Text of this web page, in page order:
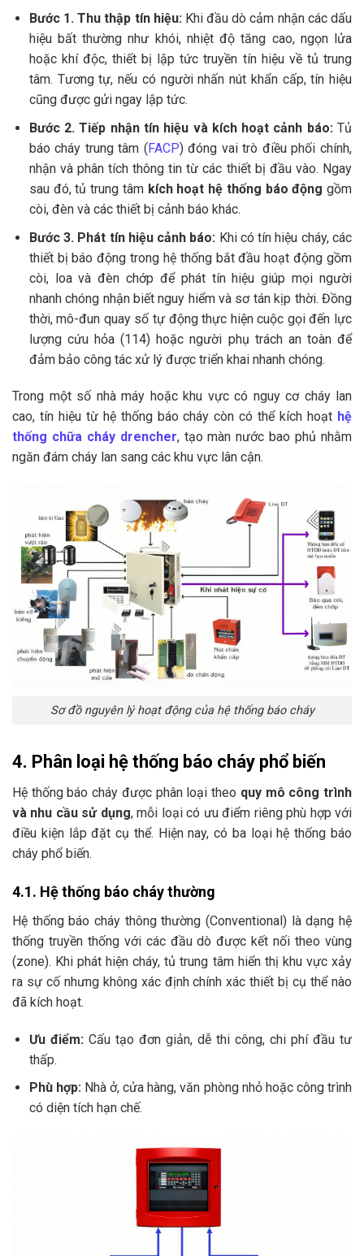
Bước 1. Thu thập tín hiệu:Khi đầu dò cảm nhận các dấu
hiệu bất thường như khói, nhiệt độ tăng cao, ngọn lửa
hoặc khí độc, thiết bị lập tức truyền tín hiệu về tủ trung
tâm. Tương tự, nếu có người nhấn nút khẩn cấp, tín hiệu
cũng được gửi ngay lập tức.
Bước 2. Tiếp nhận tín hiệu và kích hoạt cảnh báo:Tủ
báo cháy trung tâm (FACP) đóng vai trò điều phối chính,
nhận và phân tích thông tin từ các thiết bị đầu vào. Ngay
sau đó, tủ trung tâm kích hoạt hệ thống báo động gồm
còi, đèn và các thiết bị cảnh báo khác.
Bước 3. Phát tín hiệu cảnh báo: Khi có tín hiệu cháy, các
thiết bị báo động trong hệ thống bắt đầu hoạt động gồm
còi, loa và đèn chớp để phát tín hiệu giúp mọi người
nhanh chóng nhận biết nguy hiểm và sơ tán kịp thời. Đồng
thời, mô-đun quay số tự động thực hiện cuộc gọi đến lực
lượng cứu hỏa (114) hoặc người phụ trách an toàn để
đảm bảo công tác xử lý được triển khai nhanh chóng.
Trong một số nhà máy hoặc khu vực có nguy cơ cháy lan
cao, tín hiệu từ hệ thống báo cháy còn có thể kích hoạt hệ
thống chữa cháy drencher, tạo màn nước bao phủ nhằm
ngăn đám cháy lan sang các khu vực lân cận.
Sơ đồ nguyên lý hoạt động của hệ thống báo cháy
4. Phân loại hệ thống báo cháy phổ biến
Hệ thống báo cháy được phân loại theo quy mô công trình
và nhu cầu sử dụng, mỗi loại có ưu điểm riêng phù hợp với
điều kiện lắp đặt cụ thể. Hiện nay, có ba loại hệ thống báo
cháy phổ biến.
4.1. Hệ thống báo cháy thường
Hệ thống báo cháy thông thường (Conventional) là dạng hệ
thống truyền thống với các đầu dò được kết nối theo vùng
(zone). Khi phát hiện cháy, tủ trung tâm hiển thị khu vực xảy
ra sự cố nhưng không xác định chính xác thiết bị cụ thể nào
đã kích hoạt.
Ưu điểm: Cấu tạo đơn giản, dễ thi công, chi phí đầu tư
thấp.
Phù hợp:Nhà ở, cửa hàng, văn phòng nhỏ hoặc công trình
có diện tích hạn chế.